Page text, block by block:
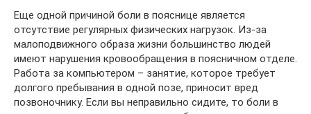
Еще одной причиной боли в пояснице является
отсутствие регулярных физических нагрузок. Из-за
малоподвижного образа жизни большинство людей
имеют нарушения кровообращения в поясничном отделе.
Работа за компьютером – занятие, которое требует
долгого пребывания в одной позе, приносит вред
позвоночнику. Если вы неправильно сидите, то боли в